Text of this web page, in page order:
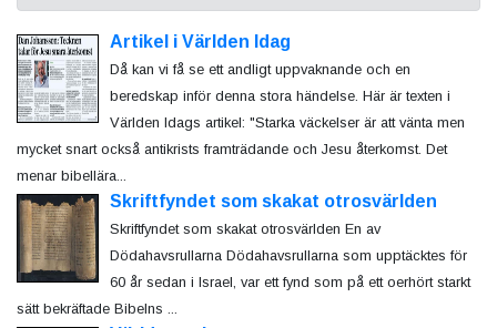
Artikel i Världen Idag
Då kan vi få se ett andligt uppvaknande och en
beredskap inför denna stora händelse. Här är texten i
Världen Idags artikel: "Starka väckelser är att vänta men
mycket snart också antikrists framträdande och Jesu återkomst. Det
menar bibellära...
Skriftfyndet som skakat otrosvärlden
Skriftfyndet som skakat otrosvärlden En av
Dödahavsrullarna Dödahavsrullarna som upptäcktes för
60 år sedan i Israel, var ett fynd som på ett oerhört starkt
sätt bekräftade Bibelns ...